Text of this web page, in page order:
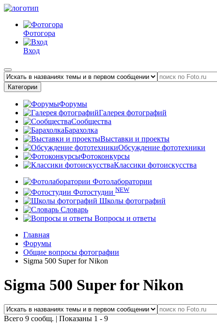
Фотогора
Вход
Категории
Форумы
Галерея фотографий
Сообщества
Барахолка
Выставки и проекты
Обсуждение фототехники
Фотоконкурсы
Классики фотоискусства
Фотолаборатории
Фотостудии NEW
Школы фотографий
Словарь
Вопросы и ответы
Главная
Форумы
Общие вопросы фотографии
Sigma 500 Super for Nikon
Sigma 500 Super for Nikon
Всего 9 сообщ. | Показаны 1 - 9